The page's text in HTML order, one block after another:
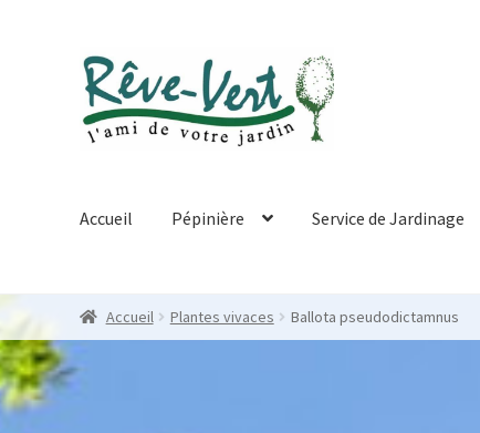
Skip
to
navigation
Skip
to
content
Accueil Pépinière Service de Jardinage
Accueil Plantes vivaces Ballota pseudodictamnus